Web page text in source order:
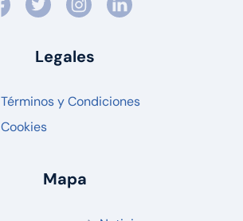
Legales
Términos y Condiciones
Cookies
Mapa